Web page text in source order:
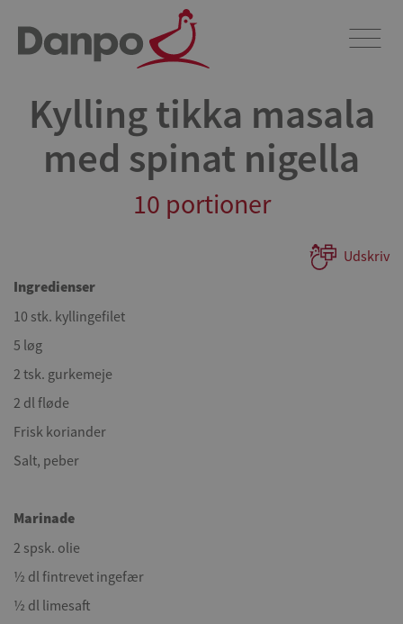
Kylling tikka masala
med spinat nigella
10 portioner
Udskriv
Ingredienser
10 stk. kyllingefilet
5 løg
2 tsk. gurkemeje
2 dl fløde
Frisk koriander
Salt, peber
Marinade
2 spsk. olie
½ dl fintrevet ingefær
½ dl limesaft